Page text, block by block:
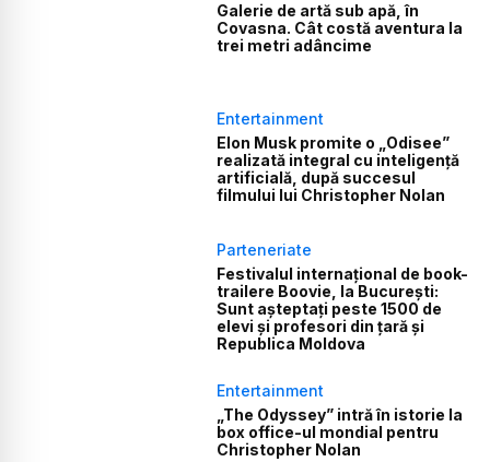
Galerie de artă sub apă, în
Covasna. Cât costă aventura la
trei metri adâncime
Entertainment
Elon Musk promite o „Odisee”
realizată integral cu inteligență
artificială, după succesul
filmului lui Christopher Nolan
Parteneriate
Festivalul internațional de book-
trailere Boovie, la București:
Sunt așteptați peste 1500 de
elevi și profesori din țară și
Republica Moldova
Entertainment
„The Odyssey” intră în istorie la
box office-ul mondial pentru
Christopher Nolan